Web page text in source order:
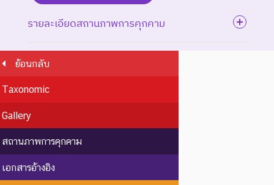
รายละเอียดสถานภาพการคุกคาม
EX : Extinct
EW :
ย้อนกลับ
Taxonomic
Gallery
สถานภาพการคุกคาม
เอกสารอ้างอิง